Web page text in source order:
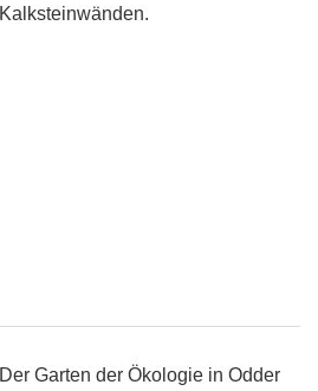
Kalksteinwänden.
Der Garten der Ökologie in Odder